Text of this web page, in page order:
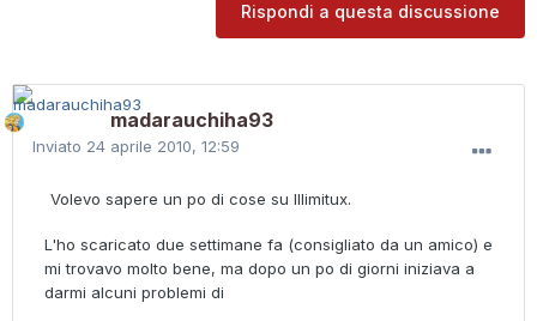
Rispondi a questa discussione
madarauchiha93
Inviato 24 aprile 2010, 12:59
Volevo sapere un po di cose su Illimitux.
L'ho scaricato due settimane fa (consigliato da un amico) e
mi trovavo molto bene, ma dopo un po di giorni iniziava a
darmi alcuni problemi di